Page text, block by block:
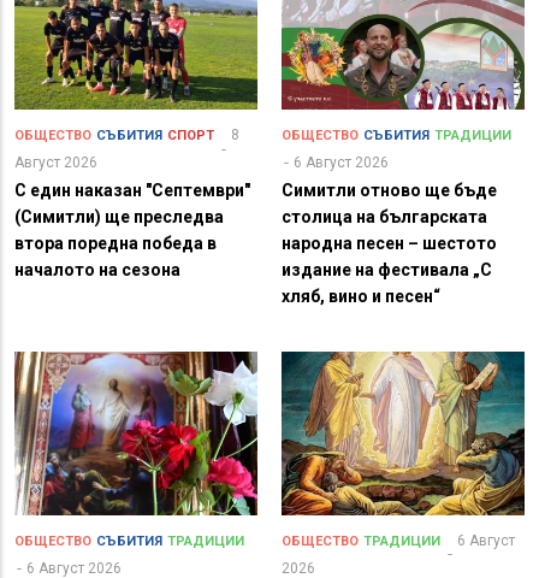
ОБЩЕСТВО СЪБИТИЯ СПОРТ
8
Август 2026
С един наказан "Септември"
(Симитли) ще преследва
втора поредна победа в
началото на сезона
ОБЩЕСТВО СЪБИТИЯ ТРАДИЦИИ
6 Август 2026
Симитли отново ще бъде
столица на българската
народна песен – шестото
издание на фестивала „С
хляб, вино и песен“
ОБЩЕСТВО СЪБИТИЯ ТРАДИЦИИ
6 Август 2026
ОБЩЕСТВО ТРАДИЦИИ
6 Август
2026